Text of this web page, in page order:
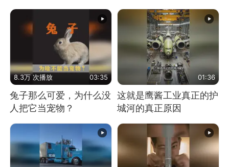
料能跑几十年
的
8.3万 次播放 03:35
兔子那么可爱，为什么没
人把它当宠物？
01:36
这就是鹰酱工业真正的护
城河的真正原因